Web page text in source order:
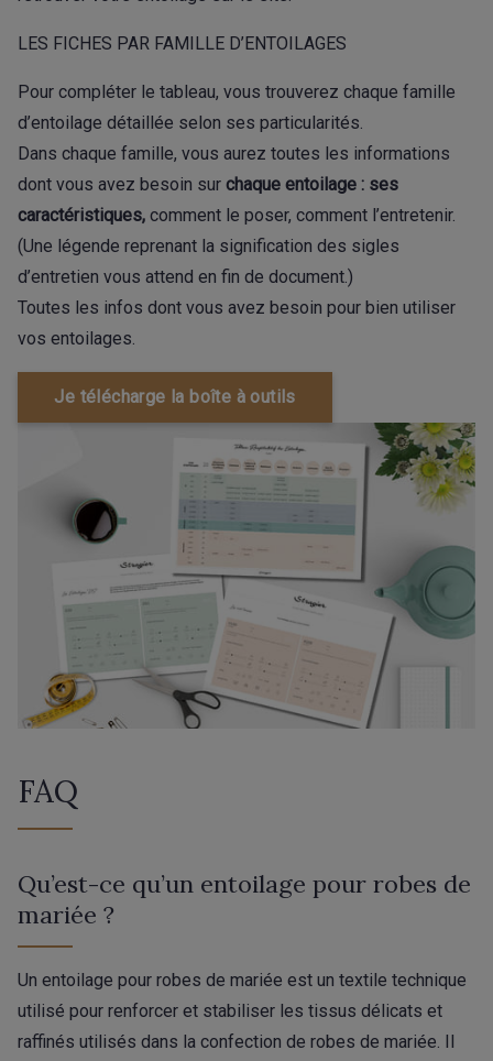
LES FICHES PAR FAMILLE D’ENTOILAGES
Pour compléter le tableau, vous trouverez chaque famille
d’entoilage détaillée selon ses particularités.
Dans chaque famille, vous aurez toutes les informations
dont vous avez besoin sur chaque entoilage : ses
caractéristiques, comment le poser, comment l’entretenir.
(Une légende reprenant la signification des sigles
d’entretien vous attend en fin de document.)
Toutes les infos dont vous avez besoin pour bien utiliser
vos entoilages.
Je télécharge la boîte à outils
FAQ
Qu’est-ce qu’un entoilage pour robes de
mariée ?
Un entoilage pour robes de mariée est un textile technique
utilisé pour renforcer et stabiliser les tissus délicats et
raffinés utilisés dans la confection de robes de mariée. Il